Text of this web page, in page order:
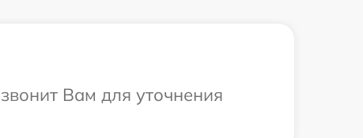
Вам для уточнения